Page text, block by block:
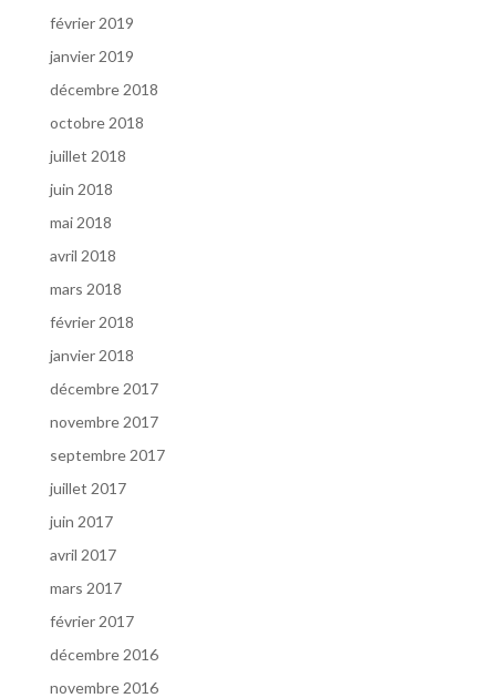
février 2019
janvier 2019
décembre 2018
octobre 2018
juillet 2018
juin 2018
mai 2018
avril 2018
mars 2018
février 2018
janvier 2018
décembre 2017
novembre 2017
septembre 2017
juillet 2017
juin 2017
avril 2017
mars 2017
février 2017
décembre 2016
novembre 2016